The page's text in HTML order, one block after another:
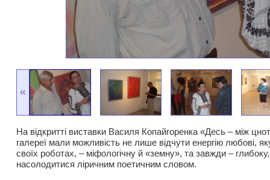
«
На відкритті виставки Василя Копайгоренка «Десь – між
галереї мали можливість не лише відчути енергію любові,
своїх роботах, – міфологічну й «земну», та завжди –
насолодитися ліричним поетичним словом.